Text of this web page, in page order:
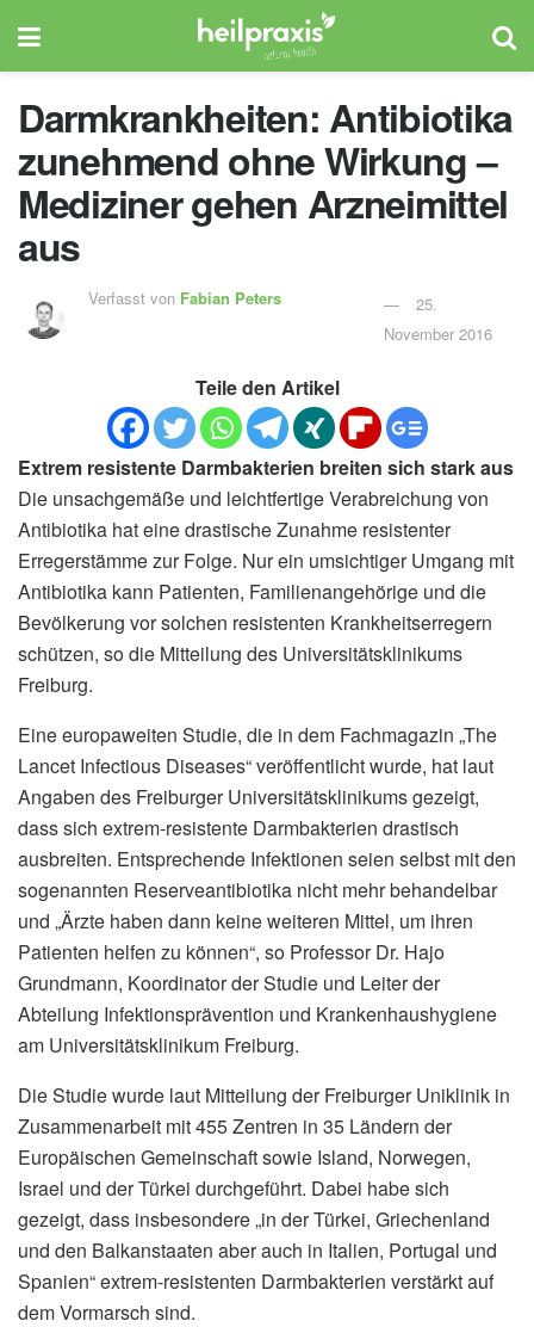
Darmkrankheiten: Antibiotika
zunehmend ohne Wirkung –
Mediziner gehen Arzneimittel
aus
Verfasst von Fabian Peters
25.
November 2016
Teile den Artikel
Extrem resistente Darmbakterien breiten sich stark aus
Die unsachgemäße und leichtfertige Verabreichung von
Antibiotika hat eine drastische Zunahme resistenter
Erregerstämme zur Folge. Nur ein umsichtiger Umgang mit
Antibiotika kann Patienten, Familienangehörige und die
Bevölkerung vor solchen resistenten Krankheitserregern
schützen, so die Mitteilung des Universitätsklinikums
Freiburg.
Eine europaweiten Studie, die in dem Fachmagazin „The
Lancet Infectious Diseases“ veröffentlicht wurde, hat laut
Angaben des Freiburger Universitätsklinikums gezeigt,
dass sich extrem-resistente Darmbakterien drastisch
ausbreiten. Entsprechende Infektionen seien selbst mit den
sogenannten Reserveantibiotika nicht mehr behandelbar
und „Ärzte haben dann keine weiteren Mittel, um ihren
Patienten helfen zu können“, so Professor Dr. Hajo
Grundmann, Koordinator der Studie und Leiter der
Abteilung Infektionsprävention und Krankenhaushygiene
am Universitätsklinikum Freiburg.
Die Studie wurde laut Mitteilung der Freiburger Uniklinik in
Zusammenarbeit mit 455 Zentren in 35 Ländern der
Europäischen Gemeinschaft sowie Island, Norwegen,
Israel und der Türkei durchgeführt. Dabei habe sich
gezeigt, dass insbesondere „in der Türkei, Griechenland
und den Balkanstaaten aber auch in Italien, Portugal und
Spanien“ extrem-resistenten Darmbakterien verstärkt auf
dem Vormarsch sind.